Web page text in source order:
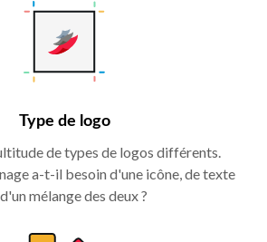
Type de logo
de types de logos différents.
a-t-il besoin d'une icône, de texte
mélange des deux ?